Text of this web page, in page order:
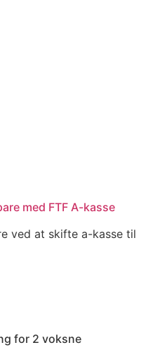
med FTF A-kasse
ved at skifte a-kasse til
for 2 voksne